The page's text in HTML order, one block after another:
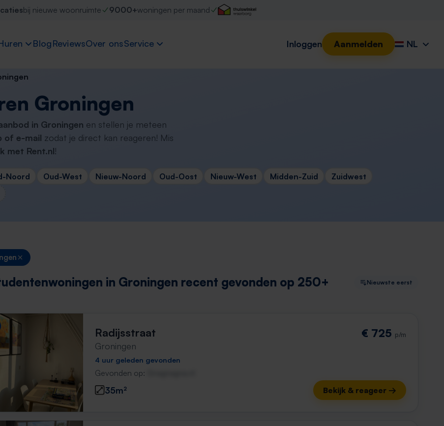
bij nieuwe woonruimte 9000+woningen per maand
BlogReviewsOver onsService Inloggen Aanmelden NL
Groningen
in Groningen en stellen je meteen
of e-mail zodat je direct kan reageren! Mis
met Rent.nl!
Noord Oud-West Nieuw-Noord Oud-Oost Nieuw-West Midden-Zuid
Zuidwest
in Groningen recent gevonden op 250+
Nieuwste eerst
Radijsstraat
Groningen
€ 725 p/m
4 uur geleden gevonden
Gevonden op:
35m² Bekijk & reageer →